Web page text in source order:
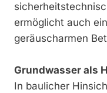
ermöglicht auch
geräuscharmen
Grundwasser als
In baulicher